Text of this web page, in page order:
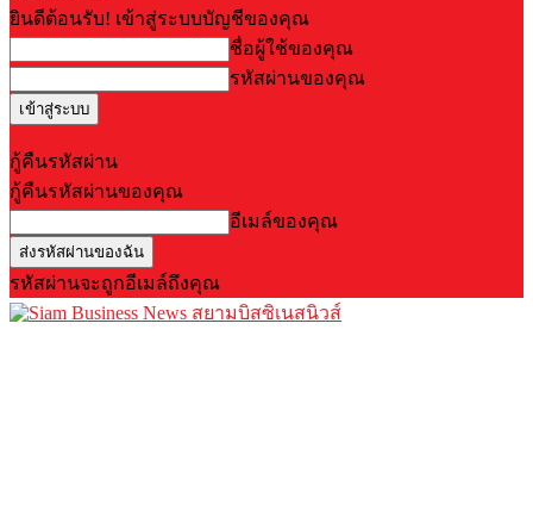
ยินดีต้อนรับ! เข้าสู่ระบบบัญชีของคุณ
ชื่อผู้ใช้ของคุณ
รหัสผ่านของคุณ
กู้คืนรหัสผ่าน
กู้คืนรหัสผ่านของคุณ
อีเมล์ของคุณ
รหัสผ่านจะถูกอีเมล์ถึงคุณ
สยามบิสซิเนสนิวส์